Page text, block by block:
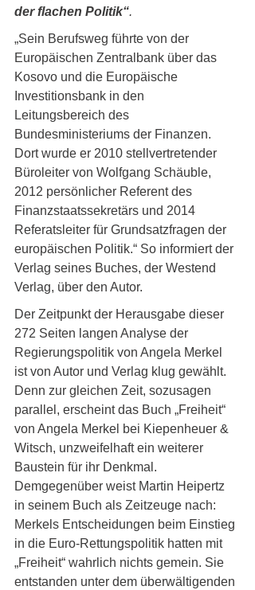
der flachen Politik“.
„Sein Berufsweg führte von der
Europäischen Zentralbank über das
Kosovo und die Europäische
Investitionsbank in den
Leitungsbereich des
Bundesministeriums der Finanzen.
Dort wurde er 2010 stellvertretender
Büroleiter von Wolfgang Schäuble,
2012 persönlicher Referent des
Finanzstaatssekretärs und 2014
Referatsleiter für Grundsatzfragen der
europäischen Politik.“ So informiert der
Verlag seines Buches, der Westend
Verlag, über den Autor.
Der Zeitpunkt der Herausgabe dieser
272 Seiten langen Analyse der
Regierungspolitik von Angela Merkel
ist von Autor und Verlag klug gewählt.
Denn zur gleichen Zeit, sozusagen
parallel, erscheint das Buch „Freiheit“
von Angela Merkel bei Kiepenheuer &
Witsch, unzweifelhaft ein weiterer
Baustein für ihr Denkmal.
Demgegenüber weist Martin Heipertz
in seinem Buch als Zeitzeuge nach:
Merkels Entscheidungen beim Einstieg
in die Euro-Rettungspolitik hatten mit
„Freiheit“ wahrlich nichts gemein. Sie
entstanden unter dem überwältigenden